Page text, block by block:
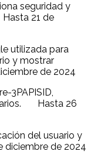
seguridad y
21 de
utilizada para
y mostrar
de 2024
3PAPISID,
Hasta 26
del usuario y
de 2024